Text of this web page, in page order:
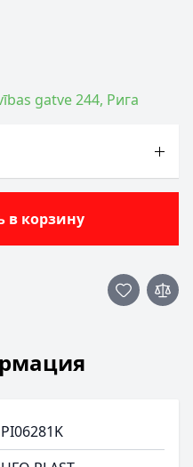
gatve 244, Рига
в корзину
PI06281K